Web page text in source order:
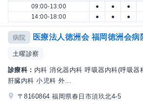
09:00-13:00
● ● ●
14:00-18:00
● ● ●
病院 医療法人徳洲会 福岡徳洲会病
土曜診察
診療科： 内科 消化器内科 呼吸器内科(呼吸器
肝臓内科 小児科 外...
〒8160864 福岡県春日市須玖北4-5